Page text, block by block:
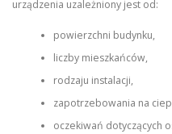
urządzenia uzależniony jest od:
powierzchni budynku,
liczby mieszkańców,
rodzaju instalacji,
zapotrzebowania na
oczekiwań dotyczących